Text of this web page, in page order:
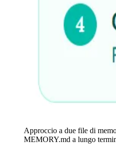
Approccio a due file di
MEMORY.md a lungo